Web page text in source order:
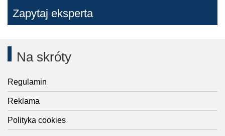
Zapytaj eksperta
Na skróty
Regulamin
Reklama
Polityka cookies